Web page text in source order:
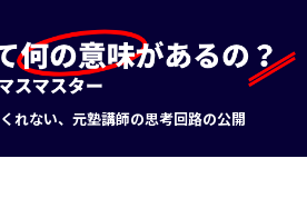
れない、元塾講師の思考回路の公開